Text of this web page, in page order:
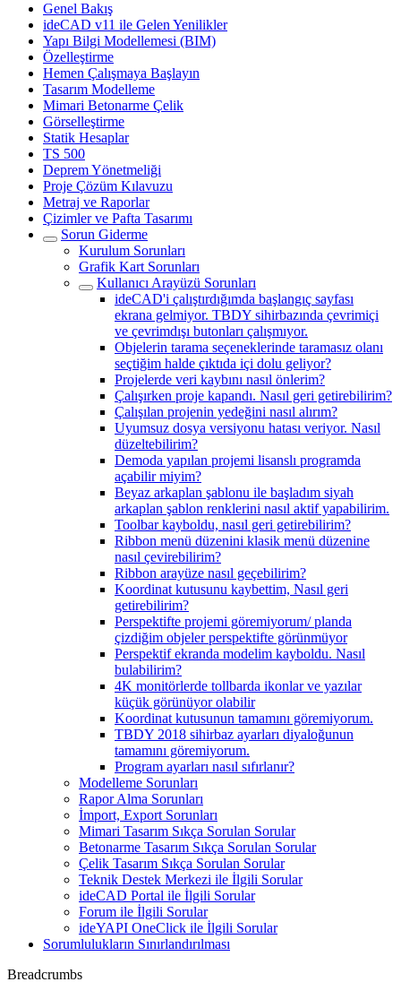
Genel Bakış
ideCAD v11 ile Gelen Yenilikler
Yapı Bilgi Modellemesi (BIM)
Özelleştirme
Hemen Çalışmaya Başlayın
Tasarım Modelleme
Mimari Betonarme Çelik
Görselleştirme
Statik Hesaplar
TS 500
Deprem Yönetmeliği
Proje Çözüm Kılavuzu
Metraj ve Raporlar
Çizimler ve Pafta Tasarımı
Sorun Giderme
Kurulum Sorunları
Grafik Kart Sorunları
Kullanıcı Arayüzü Sorunları
ideCAD'i çalıştırdığımda başlangıç sayfası
ekrana gelmiyor. TBDY sihirbazında çevrimiçi
ve çevrimdışı butonları çalışmıyor.
Objelerin tarama seçeneklerinde taramasız olanı
seçtiğim halde çıktıda içi dolu geliyor?
Projelerde veri kaybını nasıl önlerim?
Çalışırken proje kapandı. Nasıl geri getirebilirim?
Çalışılan projenin yedeğini nasıl alırım?
Uyumsuz dosya versiyonu hatası veriyor. Nasıl
düzeltebilirim?
Demoda yapılan projemi lisanslı programda
açabilir miyim?
Beyaz arkaplan şablonu ile başladım siyah
arkaplan şablon renklerini nasıl aktif yapabilirim.
Toolbar kayboldu, nasıl geri getirebilirim?
Ribbon menü düzenini klasik menü düzenine
nasıl çevirebilirim?
Ribbon arayüze nasıl geçebilirim?
Koordinat kutusunu kaybettim, Nasıl geri
getirebilirim?
Perspektifte projemi göremiyorum/ planda
çizdiğim objeler perspektifte görünmüyor
Perspektif ekranda modelim kayboldu. Nasıl
bulabilirim?
4K monitörlerde tollbarda ikonlar ve yazılar
küçük görünüyor olabilir
Koordinat kutusunun tamamını göremiyorum.
TBDY 2018 sihirbaz ayarları diyaloğunun
tamamını göremiyorum.
Program ayarları nasıl sıfırlanır?
Modelleme Sorunları
Rapor Alma Sorunları
İmport, Export Sorunları
Mimari Tasarım Sıkça Sorulan Sorular
Betonarme Tasarım Sıkça Sorulan Sorular
Çelik Tasarım Sıkça Sorulan Sorular
Teknik Destek Merkezi ile İlgili Sorular
ideCAD Portal ile İlgili Sorular
Forum ile İlgili Sorular
ideYAPI OneClick ile İlgili Sorular
Sorumlulukların Sınırlandırılması
Breadcrumbs